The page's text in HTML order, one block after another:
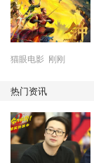
猫眼电影 刚刚
热门资讯